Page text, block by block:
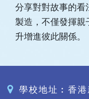
分享對對故事的
製造，不僅發揮
升增進彼此關係。
學校地址︰香